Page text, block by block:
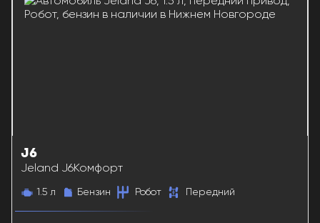
J6
Jeland J6Комфорт
1.5 л Бензин Робот Передний